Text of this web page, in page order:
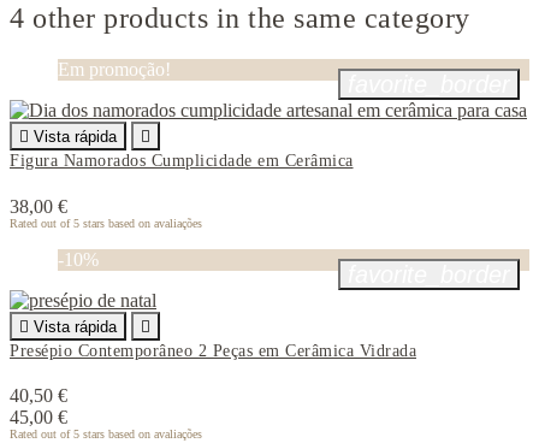
4 other products in the same category
Em promoção!
 Vista rápida

Figura Namorados Cumplicidade em Cerâmica
38,00 €
Rated out of 5 stars based on avaliações
-10%
 Vista rápida

Presépio Contemporâneo 2 Peças em Cerâmica Vidrada
40,50 €
45,00 €
Rated out of 5 stars based on avaliações